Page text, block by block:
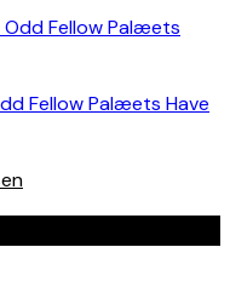
Fellow Palæets Have